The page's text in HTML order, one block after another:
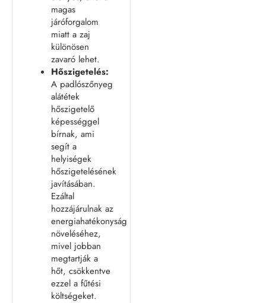
magas
járóforgalom
miatt a zaj
különösen
zavaró lehet.
Hőszigetelés:
A padlószőnyeg
alátétek
hőszigetelő
képességgel
bírnak, ami
segít a
helyiségek
hőszigetelésének
javításában.
Ezáltal
hozzájárulnak az
energiahatékonyság
növeléséhez,
mivel jobban
megtartják a
hőt, csökkentve
ezzel a fűtési
költségeket.